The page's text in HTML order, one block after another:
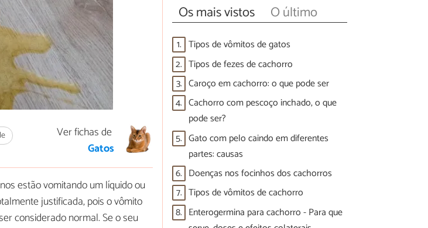
Ver fichas de
Gatos
estão vomitando um líquido ou
justificada, pois o vômito
considerado normal. Se o seu
Os mais vistos O último
1. Tipos de vômitos de gatos
2. Tipos de fezes de cachorro
3. Caroço em cachorro: o que pode ser
4. Cachorro com pescoço inchado, o que
pode ser?
5. Gato com pelo caindo em diferentes
partes: causas
6. Doenças nos focinhos dos cachorros
7. Tipos de vômitos de cachorro
8. Enterogermina para cachorro - Para que